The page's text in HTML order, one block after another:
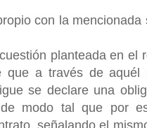
con la mencionada
planteada en el
que a través de aquél
se declare una
modo tal que por
señalando el